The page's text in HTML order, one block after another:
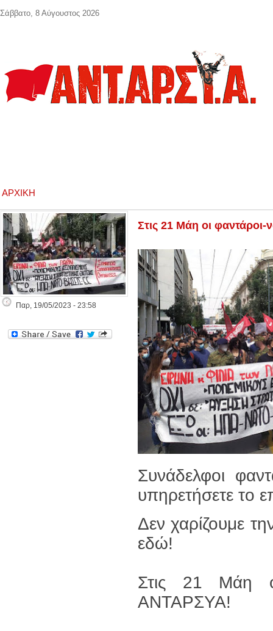
ΑΡΧΙΚΉ
Παρ, 19/05/2023 - 23:58
Στις 21 Μάη οι
Συνάδελφοι
υπηρετήσετε το
Δεν χαρίζουμε
εδώ!
Στις 21 Μάη οι
ΑΝΤΑΡΣΥΑ!
Σάββατο, 8 Αύγουστος 2026